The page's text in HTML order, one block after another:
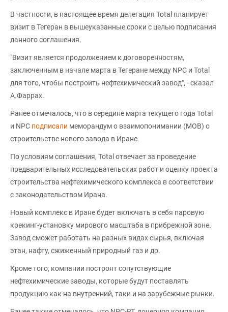
В частности, в настоящее время делегация Total планирует
визит в Тегеран в вышеуказанные сроки с целью подписания
данного соглашения.
"Визит является продолжением к договоренностям,
заключенным в начале марта в Тегеране между NPC и Total
для того, чтобы построить нефтехимический завод", - сказал
А.Фаррах.
Ранее отмечалось, что в середине марта текущего года Total
и NPC подписали меморандум о взаимопонимании (МОВ) о
строительстве нового завода в Иране.
По условиям соглашения, Total отвечает за проведение
предварительных исследовательских работ и оценку проекта
строительства нефтехимического комплекса в соответствии
с законодательством Ирана.
Новый комплекс в Иране будет включать в себя паровую
крекинг-установку мирового масштаба в прибрежной зоне.
Завод сможет работать на разных видах сырья, включая
этан, нафту, сжиженный природный газ и др.
Кроме того, компании построят сопутствующие
нефтехимические заводы, которые будут поставлять
продукцию как на внутренний, таки и на зарубежные рынки.